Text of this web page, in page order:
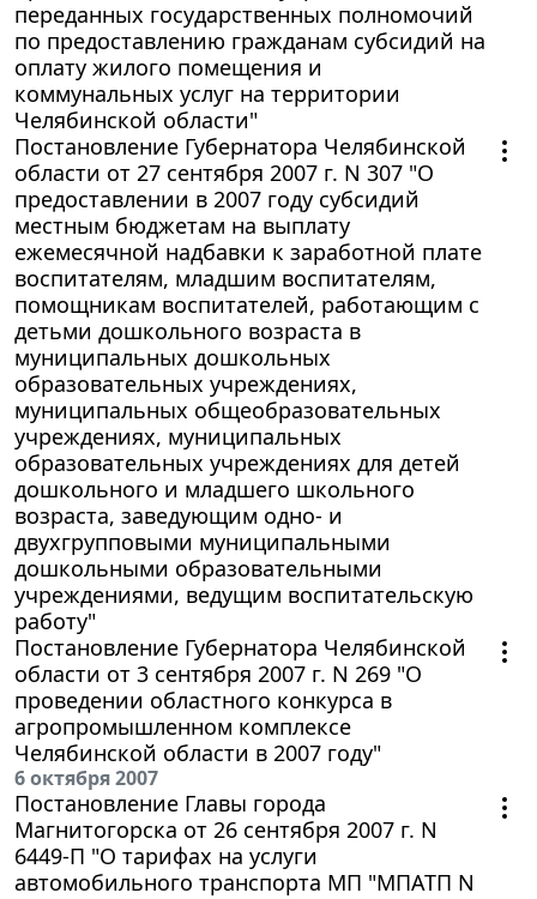
переданных государственных полномочий
по предоставлению гражданам субсидий на
оплату жилого помещения и
коммунальных услуг на территории
Челябинской области"
Постановление Губернатора Челябинской
области от 27 сентября 2007 г. N 307 "О
предоставлении в 2007 году субсидий
местным бюджетам на выплату
ежемесячной надбавки к заработной плате
воспитателям, младшим воспитателям,
помощникам воспитателей, работающим с
детьми дошкольного возраста в
муниципальных дошкольных
образовательных учреждениях,
муниципальных общеобразовательных
учреждениях, муниципальных
образовательных учреждениях для детей
дошкольного и младшего школьного
возраста, заведующим одно- и
двухгрупповыми муниципальными
дошкольными образовательными
учреждениями, ведущим воспитательскую
работу"
Постановление Губернатора Челябинской
области от 3 сентября 2007 г. N 269 "О
проведении областного конкурса в
агропромышленном комплексе
Челябинской области в 2007 году"
6 октября 2007
Постановление Главы города
Магнитогорска от 26 сентября 2007 г. N
6449-П "О тарифах на услуги
автомобильного транспорта МП "МПАТП N